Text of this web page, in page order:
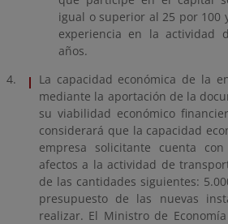
igual o superior al 25 por 100
experiencia en la actividad
años.
La capacidad económica de la
mediante la aportación de la
su viabilidad económico
considerará que la capacidad
empresa solicitante cuenta
afectos a la actividad de
de las cantidades siguientes:
presupuesto de las nuevas
realizar. El Ministro de